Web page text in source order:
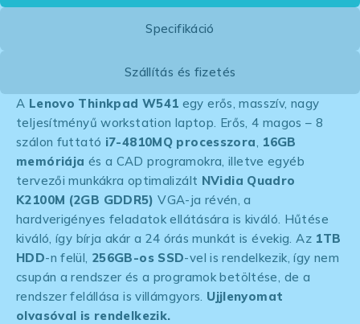
Specifikáció
Szállítás és fizetés
A Lenovo Thinkpad W541 egy erős, masszív, nagy
teljesítményű workstation laptop. Erős, 4 magos – 8
szálon futtató i7-4810MQ processzora 16GB
memóriája és a CAD programokra, illetve egyéb
tervezői munkákra optimalizált NVidia Quadro
K2100M (2GB GDDR5) VGA-ja révén, a
hardverigényes feladatok ellátására is kiváló. Hűtése
kiváló, így bírja akár a 24 órás munkát is évekig. Az1TB
HDD-n felül, 256GB-os SSD-vel is rendelkezik, így nem
csupán a rendszer és a programok betöltése, de a
rendszer felállása is villámgyors. Ujjlenyomat
olvasóval is rendelkezik.